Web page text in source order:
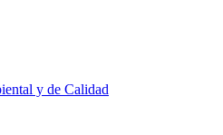
y de Calidad